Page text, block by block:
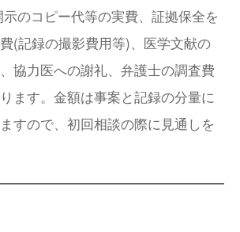
のコピー代等の実費、証拠保全を
(記録の撮影費用等)、医学文献の
協力医への謝礼、弁護士の調査費
ます。金額は事案と記録の分量に
すので、初回相談の際に見通しを